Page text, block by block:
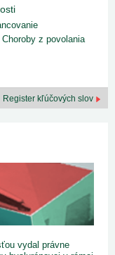
Choroby z povolania
Register kľúčových slov
vydal právne